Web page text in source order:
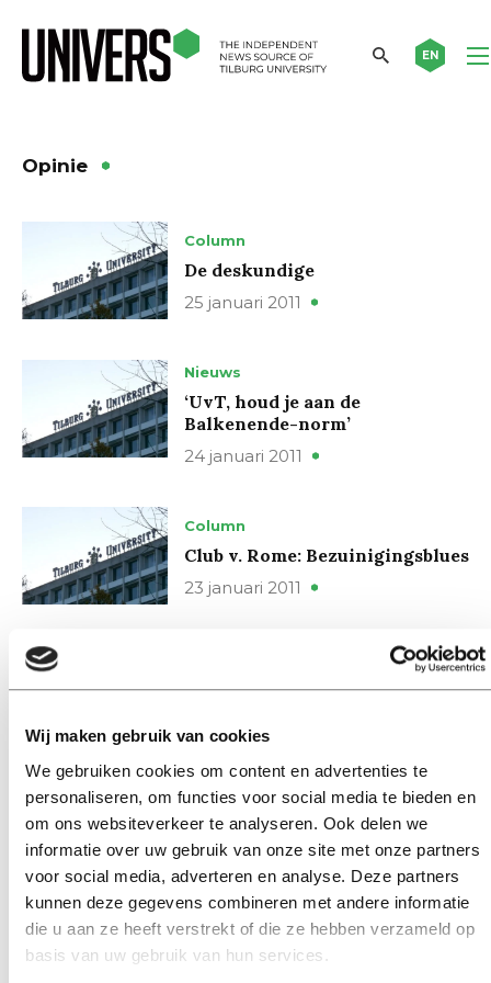
Wij maken gebruik van cookies
We gebruiken cookies om content en advertenties te
personaliseren, om functies voor social media te bieden en
om ons websiteverkeer te analyseren. Ook delen we
informatie over uw gebruik van onze site met onze partners
voor social media, adverteren en analyse. Deze partners
kunnen deze gegevens combineren met andere informatie
die u aan ze heeft verstrekt of die ze hebben verzameld op
basis van uw gebruik van hun services.
EN
Opinie
Column
De deskundige
25 januari 2011
Nieuws
‘UvT, houd je aan de
Balkenende-norm’
24 januari 2011
Column
Club v. Rome: Bezuinigingsblues
23 januari 2011
De Club van Rome: Gruis en
20 januari 2011
Het eerste college
20 januari 2011
Column